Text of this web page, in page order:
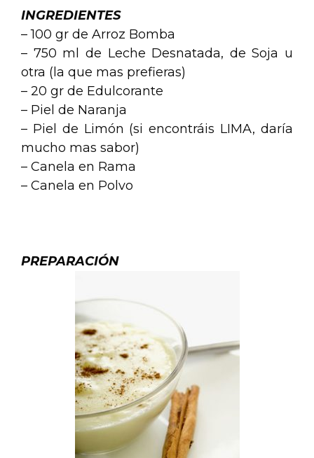
INGREDIENTES
– 100 gr de Arroz Bomba
– 750 ml de Leche Desnatada, de Soja u
otra (la que mas prefieras)
– 20 gr de Edulcorante
– Piel de Naranja
– Piel de Limón (si encontráis LIMA, daría
mucho mas sabor)
– Canela en Rama
– Canela en Polvo
PREPARACIÓN